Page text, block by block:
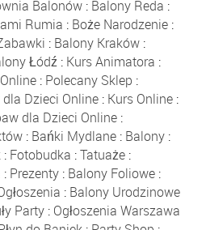
Balonów : Balony Reda :
Rumia : Boże Narodzenie:
: Balony Kraków :
Łódź : Kurs Animatora :
: Polecany Sklep :
Dzieci Online: Kurs Online:
dla Dzieci Online :
: Bańki Mydlane : Balony :
: Fotobudka :Tatuaże:
: Prezenty : Balony Foliowe :
: Balony Urodzinowe
Party : Ogłoszenia Warszawa